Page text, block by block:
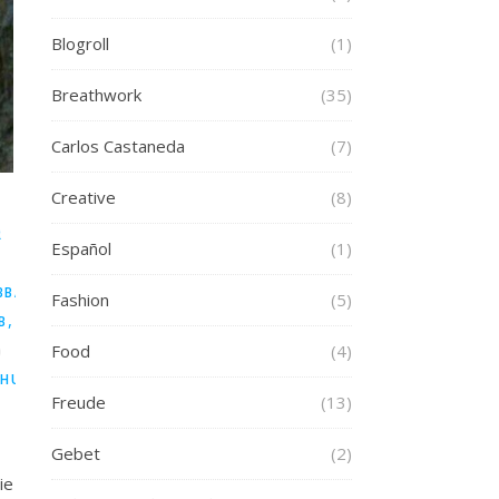
, SELBSTERFORSCHUNG SELBSTHEILUNG
,
Blogroll (1)
Breathwork (35)
Carlos Castaneda (7)
Creative (8)
Español (1)
Fashion (5)
Food (4)
Freude (13)
Gebet (2)